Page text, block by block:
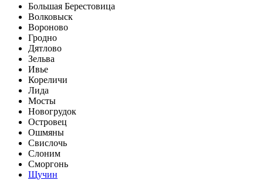
Большая Берестовица
Волковыск
Вороново
Гродно
Дятлово
Зельва
Ивье
Кореличи
Лида
Мосты
Новогрудок
Островец
Ошмяны
Свислочь
Слоним
Сморгонь
Щучин